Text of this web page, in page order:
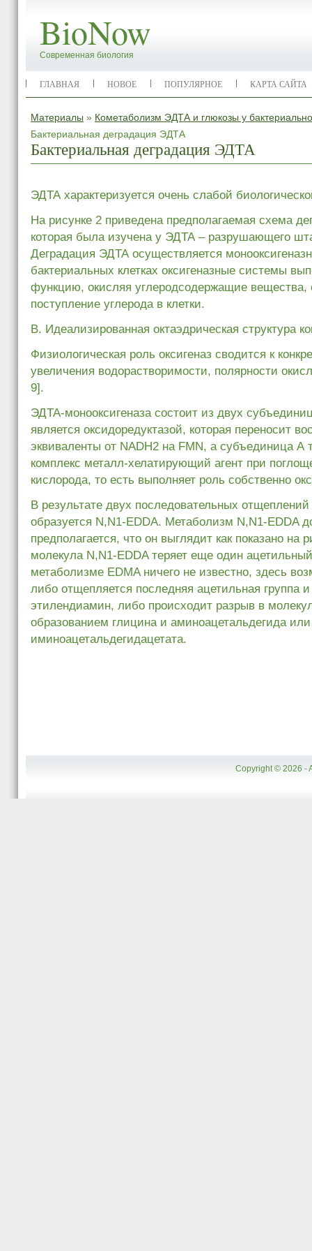
BioNow
Современная биология
ГЛАВНАЯ НОВОЕ ПОПУЛЯРНОЕ КАРТА САЙТА
Материалы » Кометаболизм ЭДТА и глюкозы у
Бактериальная деградация ЭДТА
Бактериальная деградация ЭДТА
ЭДТА характеризуется очень слабой
На рисунке 2 приведена предполагаемая схема
которая была изучена у ЭДТА – разрушающего
Деградация ЭДТА осуществляется
бактериальных клетках оксигеназные системы
функцию, окисляя углеродсодержащие вещества,
поступление углерода в клетки.
В. Идеализированная октаэдрическая структура
Физиологическая роль оксигеназ сводится к
увеличения водорастворимости, полярности
9].
ЭДТА-монооксигеназа состоит из двух
является оксидоредуктазой, которая переносит
эквиваленты от NADH2 на FMN, а субъединица А
комплекс металл-хелатирующий агент при
кислорода, то есть выполняет роль собственно
В результате двух последовательных
образуется N,N1-EDDA. Метаболизм N,N1-EDDA
предполагается, что он выглядит как показано на
молекула N,N1-EDDA теряет еще один
метаболизме EDMA ничего не известно, здесь
либо отщепляется последняя ацетильная группа и
этилендиамин, либо происходит разрыв в
образованием глицина и аминоацетальдегида
иминоацетальдегидацетата.
Copyright © 2026 -